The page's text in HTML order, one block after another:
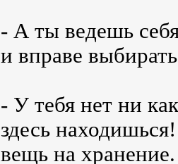
- А ты ведешь
и вправе
- У тебя нет ни
здесь
вещь на